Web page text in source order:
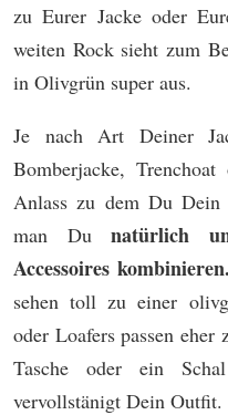
zu Eurer Jacke oder
weiten Rock sieht zum
in Olivgrün super aus.
Je nach Art Deiner
Bomberjacke,
Anlass zu dem Du Dein
man Dunatürlich
Accessoires kombinieren.
sehen toll zu einer
oder Loafers passen
Tasche oder ein
vervollstänigt Dein Outfit.